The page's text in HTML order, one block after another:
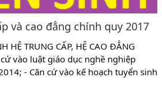
và cao đẳng chính quy 2017
HỆ TRUNG CẤP, HỆ CAO ĐẲNG
vào luật giáo dục nghề nghiệp
- Căn cứ vào kế hoạch tuyển sinh
Cao đẳng nghề Văn Lang Hà Nội